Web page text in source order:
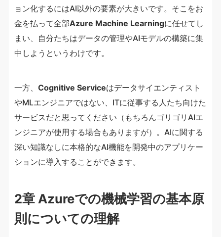
ョン化するにはAI以外の要素が大きいです。そこをお
金を払って全部Azure Machine Learningに任せてし
まい、自分たちはデータの管理やAIモデルの構築に集
中しようというわけです。
一方、 Cognitive Serviceはデータサイエンティスト
やMLエンジニアではない、ITに従事する人たち向けた
サービスだと思ってください（もちろんゴリゴリAIエ
ンジニアが使用する場合もありますが）。AIに関する
深い知識なしに本格的なAI機能を開発中のアプリケー
ションに導入することができます。
2章 Azureでの機械学習の基本原
則についての理解